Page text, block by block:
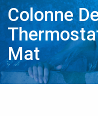
Colonne
Mat